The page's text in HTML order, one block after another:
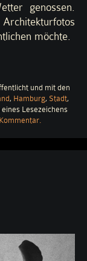
genossen.
möchte.
und mit den
, Hamburg, Stadt,
Lesezeichens
zu
so
flach